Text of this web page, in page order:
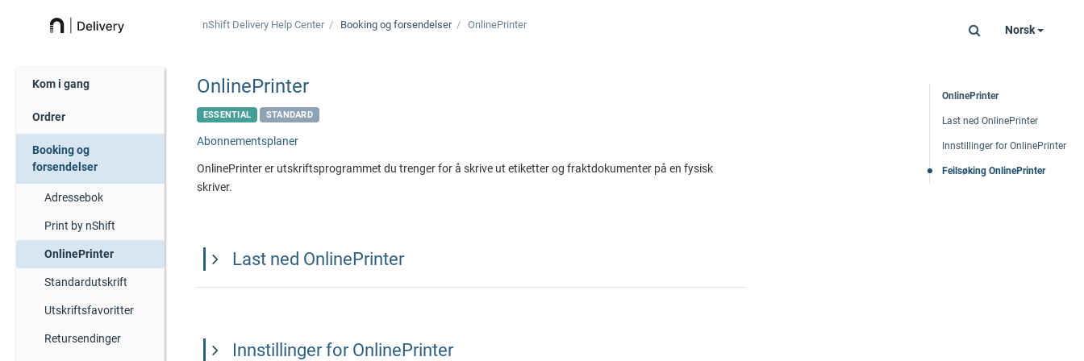
Kom i gang
Ordrer
Booking og
forsendelser
Adressebok
Print by nShift
OnlinePrinter
Standardutskrift
Utskriftsfavoritter
Retursendinger
Norsk
nShift DeliveryHelp Center Booking og forsendelser OnlinePrinter
OnlinePrinter
ESSENTIAL STANDARD
Abonnementsplaner
OnlinePrinter er utskriftsprogrammet du trenger for å skrive ut etiketter og fraktdokumenter på en fysisk
skriver.
Last ned OnlinePrinter
Innstillinger for OnlinePrinter
OnlinePrinter
Last ned OnlinePrinter
Innstillinger for OnlinePrinter
Feilsøking OnlinePrinter